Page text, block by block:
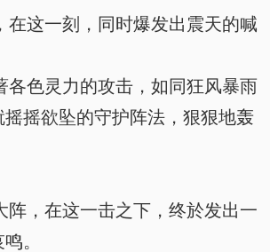
这一刻，同时爆发出震天的喊
色灵力的攻击，如同狂风暴雨
摇欲坠的守护阵法，狠狠地轰
，在这一击之下，终於发出一
。